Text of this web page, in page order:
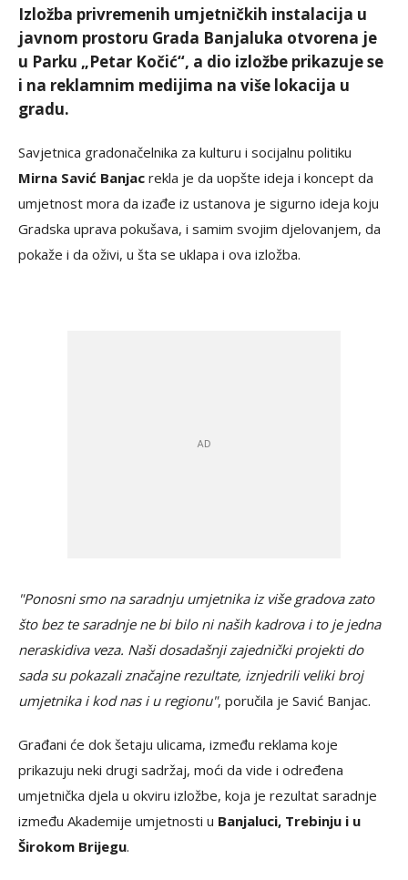
Izložba privremenih umjetničkih instalacija u
javnom prostoru Grada Banjaluka otvorena je
u Parku „Petar Kočić“, a dio izložbe prikazuje se
i na reklamnim medijima na više lokacija u
gradu.
Savjetnica gradonačelnika za kulturu i socijalnu politiku
Mirna Savić Banjac rekla je da uopšte ideja i koncept da
umjetnost mora da izađe iz ustanova je sigurno ideja koju
Gradska uprava pokušava, i samim svojim djelovanjem, da
pokaže i da oživi, u šta se uklapa i ova izložba.
"Ponosni smo na saradnju umjetnika iz više gradova zato
što bez te saradnje ne bi bilo ni naših kadrova i to je jedna
neraskidiva veza. Naši dosadašnji zajednički projekti do
sada su pokazali značajne rezultate, iznjedrili veliki broj
umjetnika i kod nas i u regionu", poručila je Savić Banjac.
Građani će dok šetaju ulicama, između reklama koje
prikazuju neki drugi sadržaj, moći da vide i određena
umjetnička djela u okviru izložbe, koja je rezultat saradnje
između Akademije umjetnosti u Banjaluci, Trebinju i u
Širokom Brijegu.